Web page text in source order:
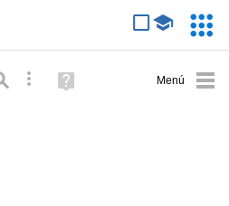
Búsqueda avanzada
Ayuda
(en